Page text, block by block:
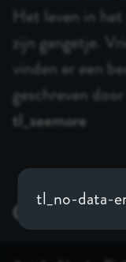
Het leven in
zijn gangetje.
vinden er een
geschreven
tl_seemore
tl_no-data-